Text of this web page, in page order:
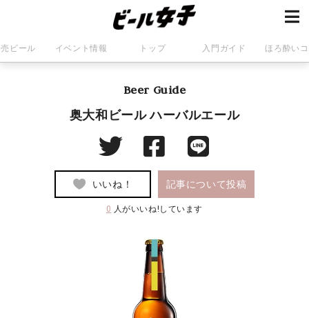
ビール イベント情報 トップ 入門ガイド ほろ酔い
Beer Guide
奥大和ビール ハーバルエール
いいね！ 記事について投稿
0 人がいいね!しています